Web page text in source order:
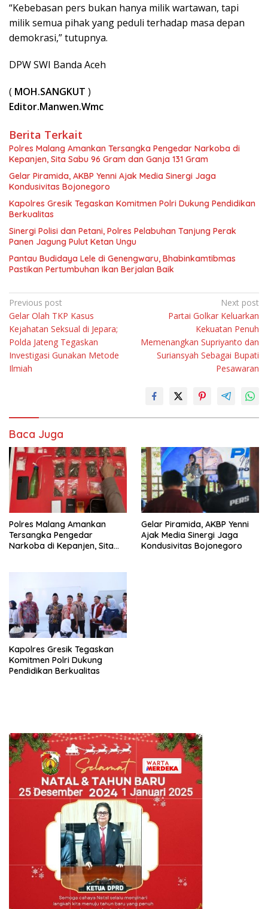
“Kebebasan pers bukan hanya milik wartawan, tapi
milik semua pihak yang peduli terhadap masa depan
demokrasi,” tutupnya.
DPW SWI Banda Aceh
( MOH.SANGKUT )
Editor.Manwen.Wmc
Berita Terkait
Polres Malang Amankan Tersangka Pengedar Narkoba di
Kepanjen, Sita Sabu 96 Gram dan Ganja 131 Gram
Gelar Piramida, AKBP Yenni Ajak Media Sinergi Jaga
Kondusivitas Bojonegoro
Kapolres Gresik Tegaskan Komitmen Polri Dukung Pendidikan
Berkualitas
Sinergi Polisi dan Petani, Polres Pelabuhan Tanjung Perak
Panen Jagung Pulut Ketan Ungu
Pantau Budidaya Lele di Genengwaru, Bhabinkamtibmas
Pastikan Pertumbuhan Ikan Berjalan Baik
Navigasi
pos
Previous post
Gelar Olah TKP Kasus
Kejahatan Seksual di Jepara;
Polda Jateng Tegaskan
Investigasi Gunakan Metode
Ilmiah
Next post
Partai Golkar Keluarkan
Kekuatan Penuh
Memenangkan Supriyanto dan
Suriansyah Sebagai Bupati
Pesawaran
Baca Juga
Polres Malang Amankan
Tersangka Pengedar
Narkoba di Kepanjen, Sita
Gelar Piramida, AKBP Yenni
Ajak Media Sinergi Jaga
Kondusivitas Bojonegoro
Kapolres Gresik Tegaskan
Komitmen Polri Dukung
Pendidikan Berkualitas